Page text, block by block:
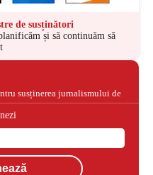
de susținători
și să continuăm să
susținerea jurnalismului de